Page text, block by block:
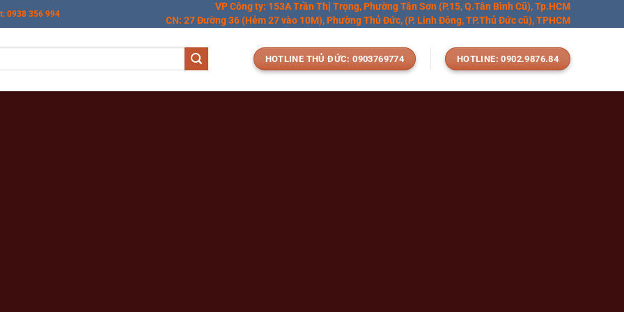
0938 356 994
VP Công ty: 153A Trần Thị Trọng, Phường Tân Sơn (P.15, Q.Tân Bình Cũ), Tp.HCM
CN: 27 Đường 36 (Hẻm 27 vào 10M), Phường Thủ Đức, (P. Linh Đông, TP.Thủ Đức cũ), TPHCM
HOTLINE THỦ ĐỨC: 0903769774 HOTLINE: 0902.9876.84